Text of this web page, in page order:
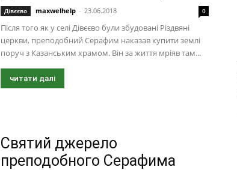
Дівєєво maxwelhelp - 23.06.2018 0
Після того як у селі Дівєєво були збудовані Різдвяні
церкви, преподобний Серафим наказав купити землі
поруч з Казанським храмом. Він за життя мріяв там...
читати далі
Святий джерело
преподобного Серафима